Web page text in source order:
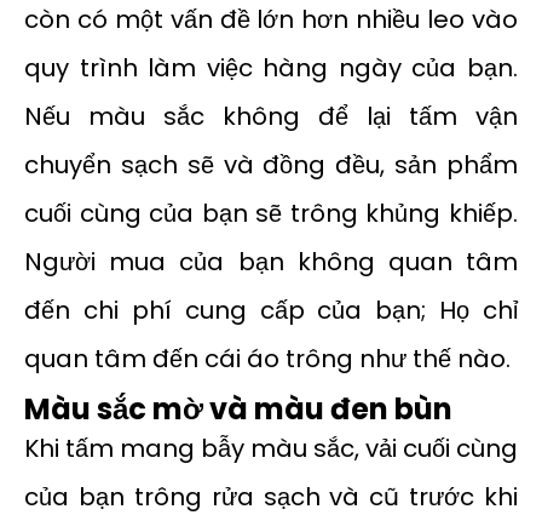
còn có một vấn đề lớn hơn nhiều leo vào
quy trình làm việc hàng ngày của bạn.
Nếu màu sắc không để lại tấm vận
chuyển sạch sẽ và đồng đều, sản phẩm
cuối cùng của bạn sẽ trông khủng khiếp.
Người mua của bạn không quan tâm
đến chi phí cung cấp của bạn; Họ chỉ
quan tâm đến cái áo trông như thế nào.
Màu sắc mờ và màu đen bùn
Khi tấm mang bẫy màu sắc, vải cuối cùng
của bạn trông rửa sạch và cũ trước khi